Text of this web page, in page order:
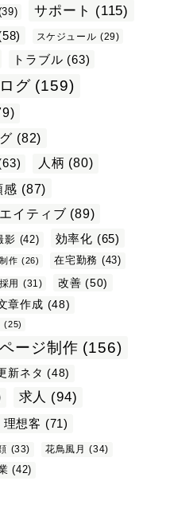
サポート (115)
スケジュール (29)
トラブル (63)
グ (159)
(82)
人柄 (80)
感 (87)
イティブ (89)
影 (42) 効率化 (65)
作 (26) 在宅勤務 (43)
採用 (31) 改善 (50)
章作成 (48)
(25)
ージ制作 (156)
新ネタ (48)
求人 (94)
理想客 (71)
(33) 花鳥風月 (34)
(42)